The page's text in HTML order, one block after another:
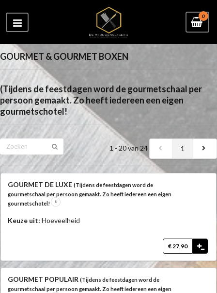
0
GOURMET & GOURMET BOXEN
(Tijdens de feestdagen word de gourmetschaal per
persoon gemaakt. Zo heeft iedereen een eigen
gourmetschotel!
1 - 20 van 24 1
GOURMET DE LUXE (Tijdens de feestdagen word de
gourmetschaal per persoon gemaakt. Zo heeft iedereen een eigen
gourmetschotel!
Keuze uit: Hoeveelheid
€ 27,90 =
GOURMET POPULAIR (Tijdens de feestdagen word de
gourmetschaal per persoon gemaakt. Zo heeft iedereen een eigen